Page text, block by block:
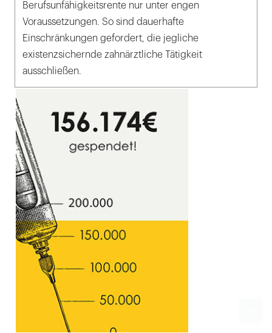
Berufsunfähigkeitsrente nur unter engen
Voraussetzungen. So sind dauerhafte
Einschränkungen gefordert, die jegliche
existenzsichernde zahnärztliche Tätigkeit
ausschließen.